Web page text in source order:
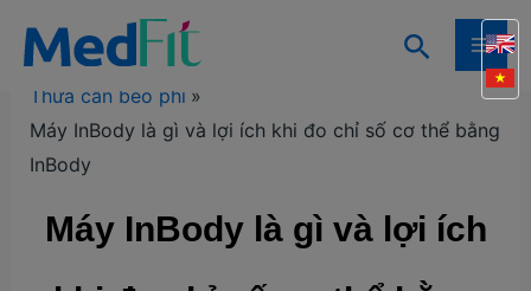
dung
Tìm
kiếm
Trang chủ Kiến thức
Kiến thức giảm cân
Thừa cân béo phì
Máy InBody là gì và lợi ích khi đo chỉ số cơ thể bằng
InBody
Máy InBody là gì và lợi ích